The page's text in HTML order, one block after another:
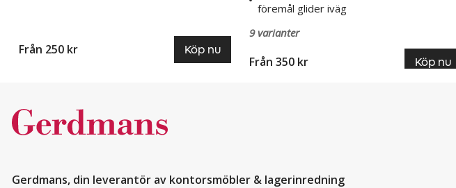
Från 250 kr Köp nu
föremål glider iväg
9 varianter
Från 350 kr Köp nu
Gerdmans, din leverantör av kontorsmöbler & lagerinredning